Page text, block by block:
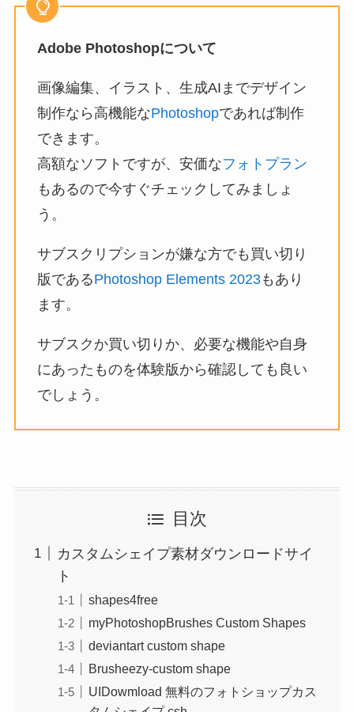
Adobe Photoshopについて
画像編集、イラスト、生成AIまでデザイン
制作なら高機能なPhotoshopであれば制作
できます。
高額なソフトですが、安価なフォトプラン
もあるので今すぐチェックしてみましょ
う。
サブスクリプションが嫌な方でも買い切り
版であるPhotoshop Elements 2023もあり
ます。
サブスクか買い切りか、必要な機能や自身
にあったものを体験版から確認しても良い
でしょう。
目次
カスタムシェイプ素材ダウンロードサイ
ト
shapes4free
myPhotoshopBrushes Custom Shapes
deviantart custom shape
Brusheezy-custom shape
UIDowmload 無料のフォトショップカス